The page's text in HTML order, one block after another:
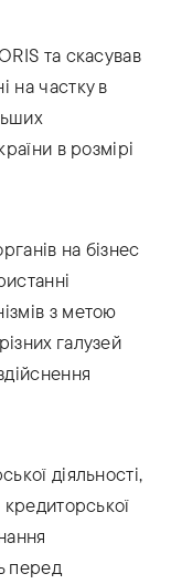
та скасував
на частку в
в розмірі
на бізнес
з метою
галузей
діяльності,
кредиторської
перед